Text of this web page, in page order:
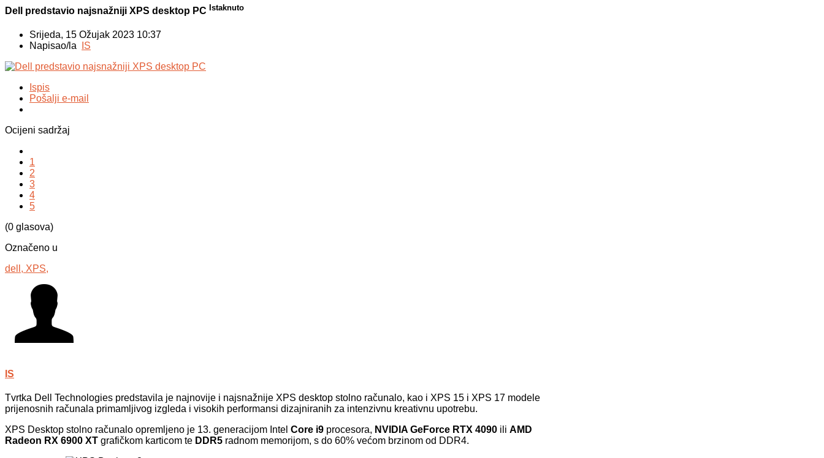
Dell predstavio najsnažniji XPS desktop PC Istaknuto
Srijeda, 15 Ožujak 2023 10:37
Napisao/la
IS
Ispis
Pošalji e-mail
Ocijeni sadržaj
1
2
3
4
5
(0 glasova)
Označeno u
dell, XPS,
IS
Tvrtka Dell Technologies predstavila je najnovije i najsnažnije XPS desktop stolno računalo, kao i XPS 15 i XPS 17 modele
prijenosnih računala primamljivog izgleda i visokih performansi dizajniranih za intenzivnu kreativnu upotrebu.
XPS Desktop stolno računalo opremljeno je 13. generacijom Intel Core i9 procesora, NVIDIA GeForce RTX 4090 ili AMD
Radeon RX 6900 XT grafičkom karticom te DDR5 radnom memorijom, s do 60% većom brzinom od DDR4.